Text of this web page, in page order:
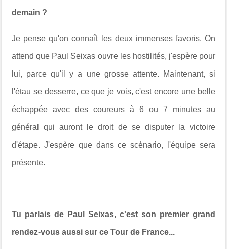
demain ?
Je pense qu'on connaît les deux immenses favoris. On
attend que Paul Seixas ouvre les hostilités, j'espère pour
lui, parce qu'il y a une grosse attente. Maintenant, si
l'étau se desserre, ce que je vois, c'est encore une belle
échappée avec des coureurs à 6 ou 7 minutes au
général qui auront le droit de se disputer la victoire
d'étape. J'espère que dans ce scénario, l'équipe sera
présente.
Tu parlais de Paul Seixas, c'est son premier grand
rendez-vous aussi sur ce Tour de France...